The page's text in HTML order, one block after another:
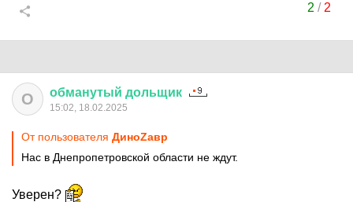
2 / 2
О обманутый дольщик
15:02, 18.02.2025
От пользователя ДиноZавp
Нас в Днепропетровской области не ждут.
Уверен?